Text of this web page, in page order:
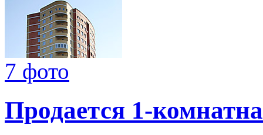
7 фото
Продается 1-